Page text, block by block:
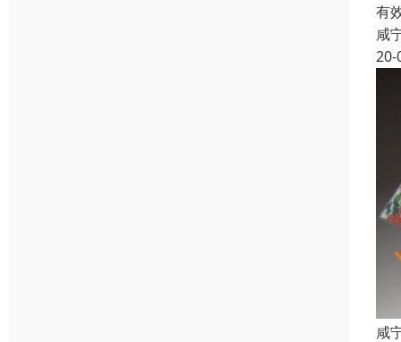
有
咸
20-
咸